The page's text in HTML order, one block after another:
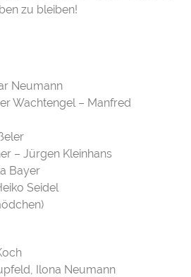
zu bleiben!
Neumann
Wachtengel – Manfred
– Jürgen Kleinhans
Bayer
Seidel
Ilona Neumann